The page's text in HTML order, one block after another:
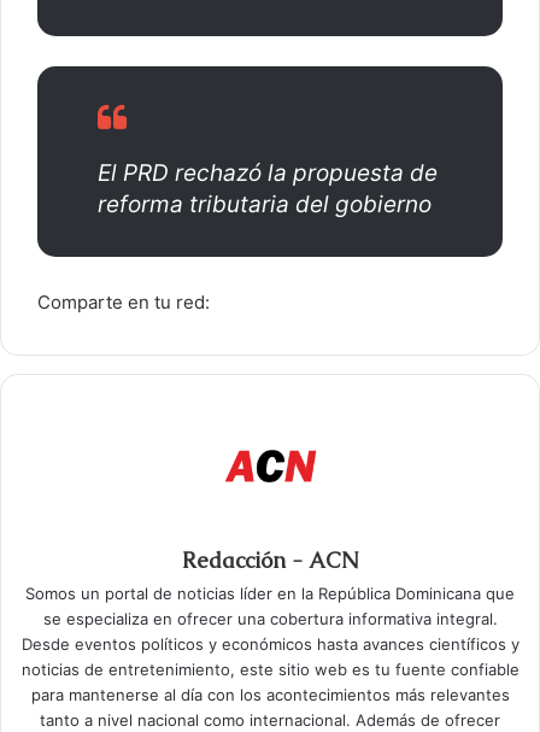
El PRD rechazó la propuesta de
reforma tributaria del gobierno
Comparte en tu red:
Redacción - ACN
Somos un portal de noticias líder en la República Dominicana que
se especializa en ofrecer una cobertura informativa integral.
Desde eventos políticos y económicos hasta avances científicos y
noticias de entretenimiento, este sitio web es tu fuente confiable
para mantenerse al día con los acontecimientos más relevantes
tanto a nivel nacional como internacional. Además de ofrecer